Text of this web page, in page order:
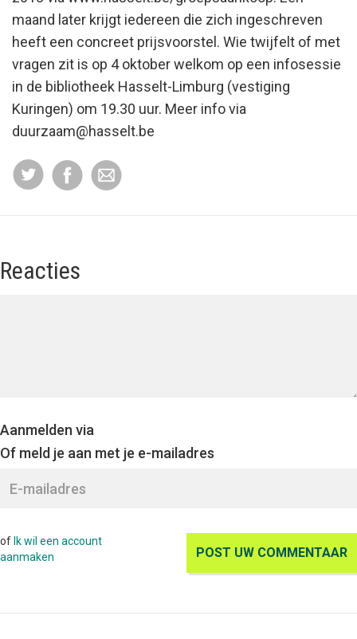
maand later krijgt iedereen die zich ingeschreven
heeft een concreet prijsvoorstel. Wie twijfelt of met
vragen zit is op 4 oktober welkom op een infosessie
in de bibliotheek Hasselt-Limburg (vestiging
Kuringen) om 19.30 uur. Meer info via
duurzaam@hasselt.be
Reacties
Aanmelden via
Of meld je aan met je e-mailadres
of Ik wil een account
aanmaken